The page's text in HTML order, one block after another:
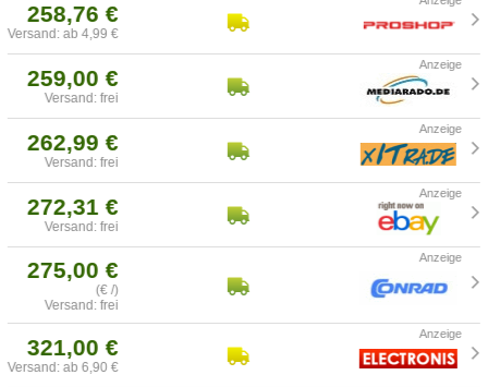
258,76 €
Versand: ab 4,99 €
259,00 €
Versand: frei
262,99 €
Versand: frei
272,31 €
Versand: frei
275,00 €
(€ /)
Versand: frei
321,00 €
Versand: ab 6,90 €